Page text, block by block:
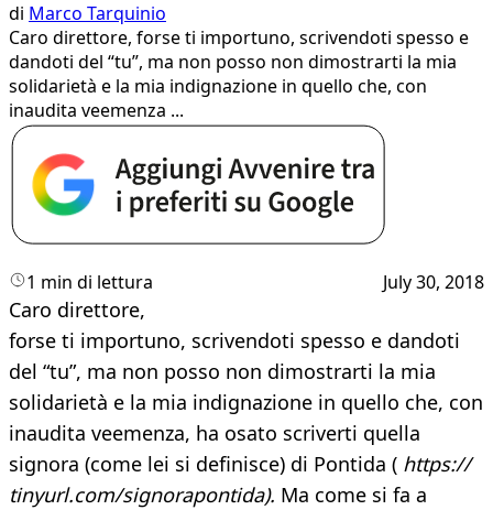
di Marco Tarquinio
Caro direttore, forse ti importuno, scrivendoti spesso e
dandoti del “tu”, ma non posso non dimostrarti la mia
solidarietà e la mia indignazione in quello che, con
inaudita veemenza ...
1 min di lettura July 30, 2018
Caro direttore,
forse ti importuno, scrivendoti spesso e dandoti
del “tu”, ma non posso non dimostrarti la mia
solidarietà e la mia indignazione in quello che, con
inaudita veemenza, ha osato scriverti quella
signora (come lei si definisce) di Pontida ( https://
tinyurl.com/signorapontida). Ma come si fa a